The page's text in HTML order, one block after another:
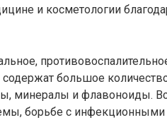
и косметологии
большое
минералы и флавоноиды.
борьбе с